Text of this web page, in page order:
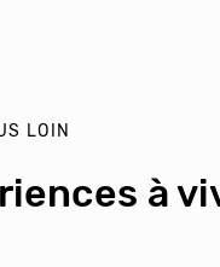
LOIN
à